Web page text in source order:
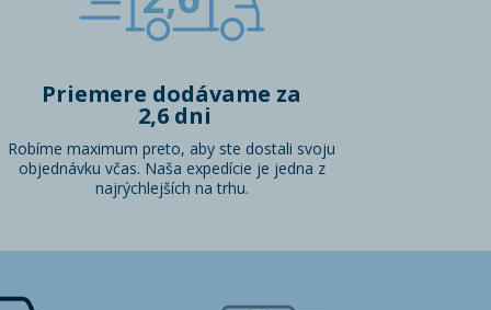
Priemere dodávame za
2,6 dni
Robíme maximum preto, aby ste dostali svoju
objednávku včas. Naša expedície je jedna z
najrýchlejších na trhu.